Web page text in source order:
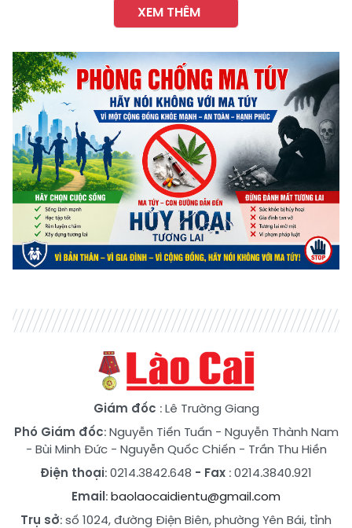
XEM THÊM
Giám đốc : Lê Trường Giang
Phó Giám đốc:Nguyễn Tiến Tuấn - Nguyễn Thành Nam
- Bùi Minh Đức- Nguyễn Quốc Chiến - Trần Thu Hiền
Điện thoại: 0214.3842.648 - Fax : 0214.3840.921
Email:baolaocaidientu@gmail.com
Trụ sở: số 1024, đường Điện Biên, phường Yên Bái, tỉnh